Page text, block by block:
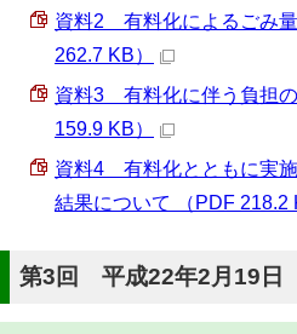
資料2 有料化によるごみ
262.7 KB）
資料3 有料化に伴う負担
159.9 KB）
資料4 有料化とともに実
結果について （PDF 218.2
第3回 平成22年2月19日